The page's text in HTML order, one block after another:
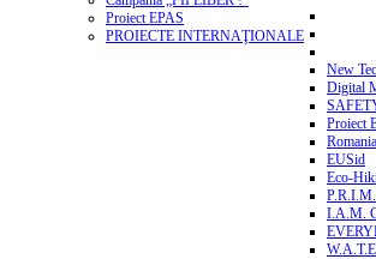
Proiect EPAS
PROIECTE INTERNAŢIONALE
New
Digital
Proiect
EUSid
Eco-
I.A.M.